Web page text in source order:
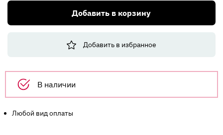
Крючок
гладкий
(20шт)
Добавить в корзину
Добавить в избранное
В наличии
Любой вид оплаты